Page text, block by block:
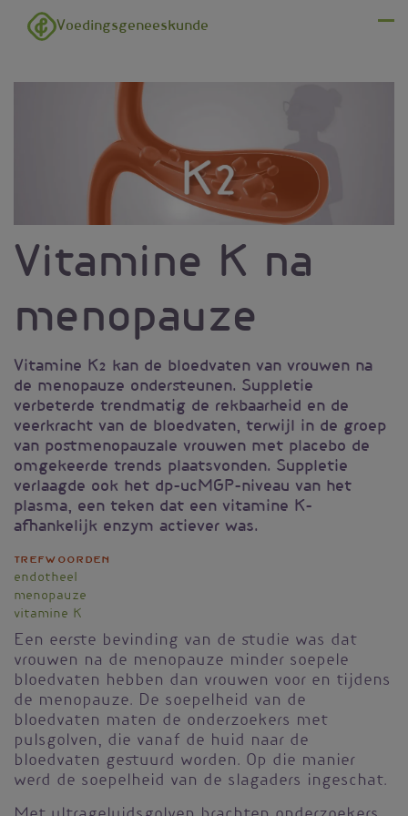
Overslaan en naar de inhoud gaan
Voedingsgeneeskunde
Vitamine K na
menopauze
Vitamine K2 kan de bloedvaten van vrouwen na
de menopauze ondersteunen. Suppletie
verbeterde trendmatig de rekbaarheid en de
veerkracht van de bloedvaten, terwijl in de groep
van postmenopauzale vrouwen met placebo de
omgekeerde trends plaatsvonden. Suppletie
verlaagde ook het dp-ucMGP-niveau van het
plasma, een teken dat een vitamine K-
afhankelijk enzym actiever was.
Trefwoorden
endotheel
menopauze
vitamine K
Een eerste bevinding van de studie was dat
vrouwen na de menopauze minder soepele
bloedvaten hebben dan vrouwen voor en tijdens
de menopauze. De soepelheid van de
bloedvaten maten de onderzoekers met
pulsgolven, die vanaf de huid naar de
bloedvaten gestuurd worden. Op die manier
werd de soepelheid van de slagaders ingeschat.